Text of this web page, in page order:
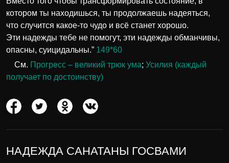
котором ты находишься, ты продолжаешь надеяться,
что случится какое-то чудо и всё станет хорошо.
Эти надежды тебе не помогут, эти надежды обманчивы,
опасны, суицидальны.” 149*60
См. Прогресс – великий трюк ума; Усилия (каждый
получает по достоинству)
НАДЕЖДА САНАТАНЫ ГОСВАМИ